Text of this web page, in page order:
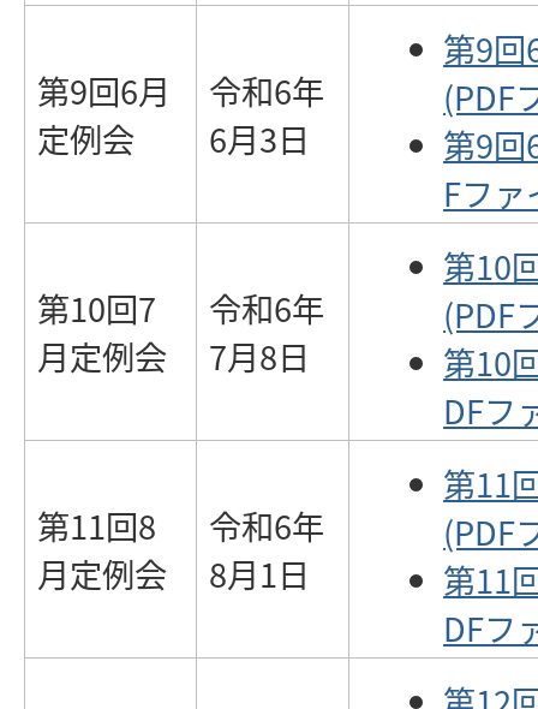
第9回6月
定例会
令和6年
6月3日
第9回
(PDF
第9回
Fフ
第10回7
月定例会
令和6年
7月8日
第10
(PDF
第10
DFフ
第11回8
月定例会
令和6年
8月1日
第11
(PDF
第11
DFフ